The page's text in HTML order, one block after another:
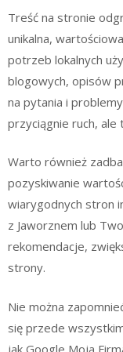
Treść na stronie
unikalna,
potrzeb lokalnych
blogowych, opisów
na pytania i
przyciągnie ruch,
Warto również
pozyskiwanie
wiarygodnych stron
z Jaworznem lub
rekomendacje,
strony.
Nie można
się przede
jak Google Moja